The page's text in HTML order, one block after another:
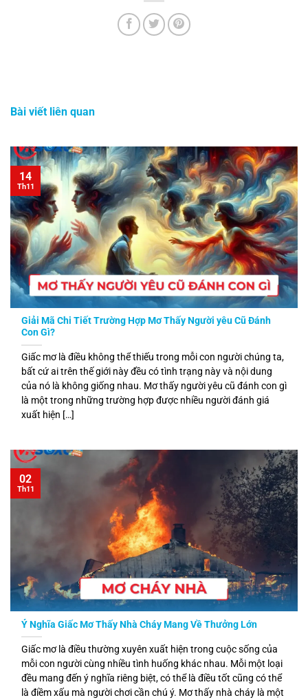
Bài viết liên quan
Giải Mã Chi Tiết Trường Hợp Mơ Thấy Người yêu Cũ Đánh
Con Gì?
Giấc mơ là điều không thể thiếu trong mỗi con người chúng ta,
bất cứ ai trên thế giới này đều có tình trạng này và nội dung
của nó là không giống nhau. Mơ thấy người yêu cũ đánh con gì
là một trong những trường hợp được nhiều người đánh giá
xuất hiện […]
14
Th11
Ý Nghĩa Giấc Mơ Thấy Nhà Cháy Mang Về Thưởng Lớn
Giấc mơ là điều thường xuyên xuất hiện trong cuộc sống của
mỗi con người cùng nhiều tình huống khác nhau. Mỗi một loại
đều mang đến ý nghĩa riêng biệt, có thể là điều tốt cũng có thể
là điềm xấu mà người chơi cần chú ý. Mơ thấy nhà cháy là một
02
Th11